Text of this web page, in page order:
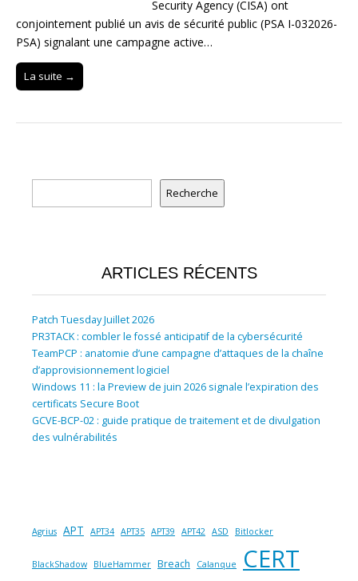
Security Agency (CISA) ont
conjointement publié un avis de sécurité public (PSA I-032026-
PSA) signalant une campagne active…
La suite →
Recherche
ARTICLES RÉCENTS
Patch Tuesday Juillet 2026
PR3TACK : combler le fossé anticipatif de la cybersécurité
TeamPCP : anatomie d’une campagne d’attaques de la chaîne
d’approvisionnement logiciel
Windows 11 : la Preview de juin 2026 signale l’expiration des
certificats Secure Boot
GCVE-BCP-02 : guide pratique de traitement et de divulgation
des vulnérabilités
Agrius APT APT34 APT35 APT39 APT42 ASD Bitlocker
BlackShadow BlueHammer Breach Calanque CERT